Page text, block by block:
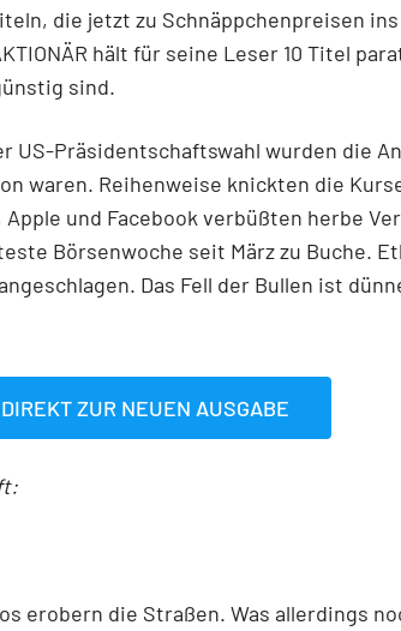
die jetzt zu Schnäppchenpreisen
hält für seine Leser 10 Titel
sind.
US-Präsidentschaftswahl wurden die
waren. Reihenweise knickten die
und Facebook verbüßten herbe
Börsenwoche seit März zu Buche.
Das Fell der Bullen ist
DIREKT ZUR NEUEN AUSGABE
erobern die Straßen. Was allerdings